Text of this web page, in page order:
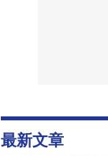
最新文章